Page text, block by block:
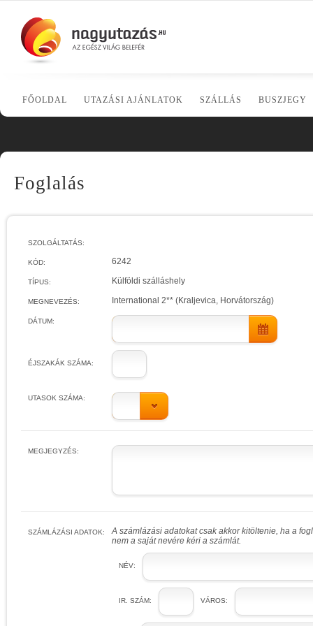
FŐOLDAL UTAZÁSI AJÁNLATOK SZÁLLÁS BUSZJEGY
Foglalás
SZOLGÁLTATÁS:
KÓD: 6242
TÍPUS: Külföldi szálláshely
MEGNEVEZÉS: International 2** (Kraljevica, Horvátország)
DÁTUM:
ÉJSZAKÁK SZÁMA:
UTASOK SZÁMA:
MEGJEGYZÉS:
SZÁMLÁZÁSI ADATOK:
A számlázási adatokat csak akkor kitöltenie, ha a
nem a saját nevére kéri a számlát.
NÉV:
IR. SZÁM: VÁROS: